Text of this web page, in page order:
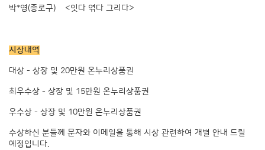
박*영(종로구) <잇다 엮다 그리다>
시상내역
대상 - 상장 및 20만원 온누리상품권
최우수상 - 상장 및 15만원 온누리상품권
우수상 - 상장 및 10만원 온누리상품권
수상하신 분들께 문자와 이메일을 통해 시상 관련하여 개별 안내 드릴
예정입니다.